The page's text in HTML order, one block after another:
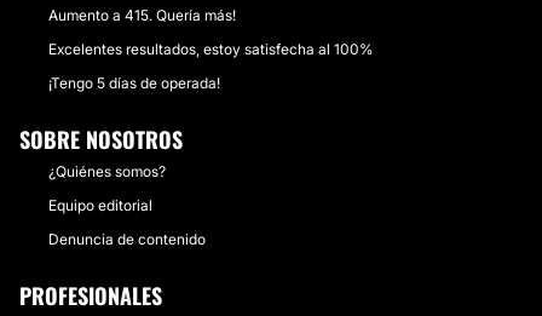
Aumento a 415. Quería más!
Excelentes resultados, estoy satisfecha al 100%
¡Tengo 5 días de operada!
SOBRE NOSOTROS
¿Quiénes somos?
Equipo editorial
Denuncia de contenido
PROFESIONALES